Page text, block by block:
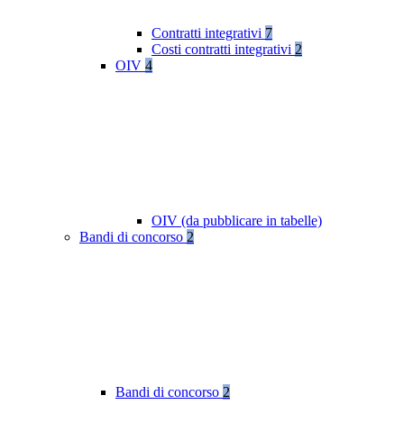
Contratti integrativi 7
Costi contratti integrativi 2
OIV 4
OIV (da pubblicare in tabelle)
Bandi di concorso 2
Bandi di concorso 2